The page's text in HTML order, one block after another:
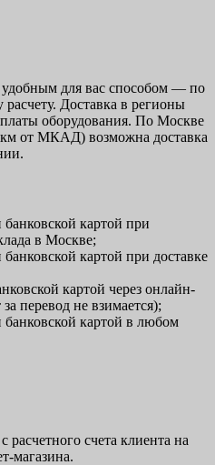
для вас способом — по
Доставка в регионы
оборудования. По Москве
от МКАД) возможна доставка
картой при
в Москве;
картой при доставке
картой через онлайн-
перевод не взимается);
банковской картой в любом
счета клиента на
магазина.